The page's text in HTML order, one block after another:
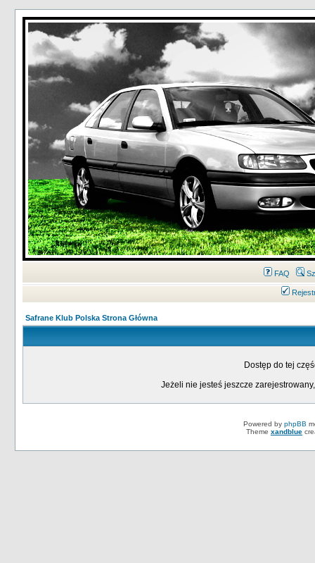
FAQ
Safrane Klub Polska Strona Główna
Dostęp do tej
Jeżeli nie jesteś jeszcze
Powered by phpBB
Theme xandblue